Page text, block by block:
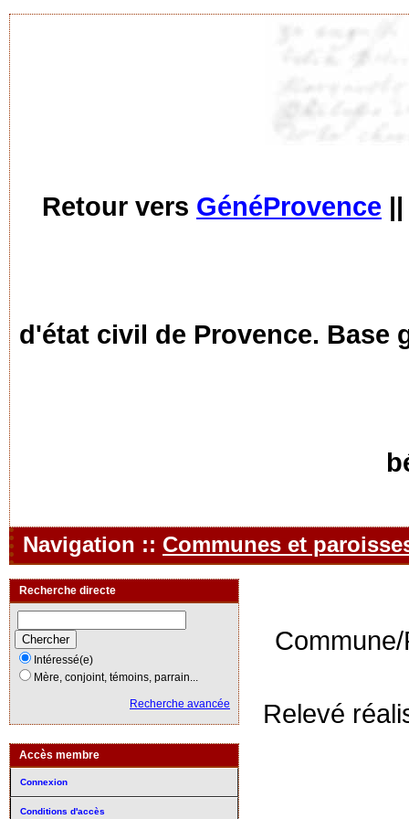
Retour vers GénéProvence
d'état civil de Provence. Base
Navigation :: Communes et
Recherche directe
Intéressé(e)
Mère, conjoint, témoins, parrain...
Recherche avancée
Accès membre
Connexion
Conditions d'accès
Relevé